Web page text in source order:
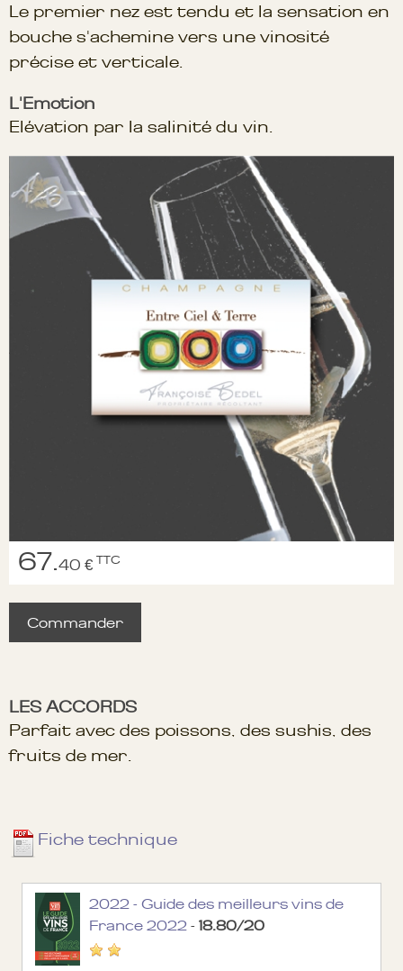
Le premier nez est tendu et la sensation en
bouche s'achemine vers une vinosité
précise et verticale.
L'Emotion
Elévation par la salinité du vin.
67.40 € TTC
Commander
LES ACCORDS
Parfait avec des poissons, des sushis, des
fruits de mer.
Fiche technique
2022 - Guide des meilleurs vins de
France 2022 -18.80/20